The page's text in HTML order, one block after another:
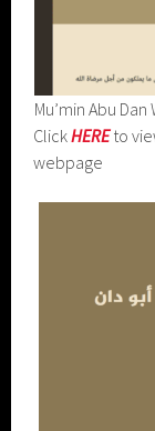
Mu’min Abu
ClickHEREto
webpage